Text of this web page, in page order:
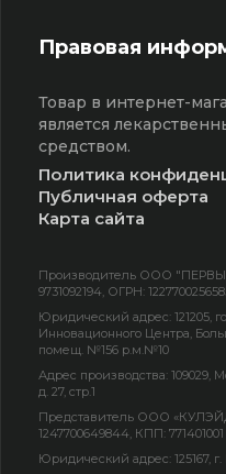
Правовая
Товар в интернет-
является
средством.
Политика
Публичная оферта
Карта сайта
Производитель ООО
9731092194, ОГРН:
Юридический адрес: 121205,
Инновационного Центра,
помещ. №156 р.м.№10
Адрес производства: 109029,
д. 27, стр.1
Представитель ООО
1247700649844, КПП: 771401001
Юридический адрес: 125167,